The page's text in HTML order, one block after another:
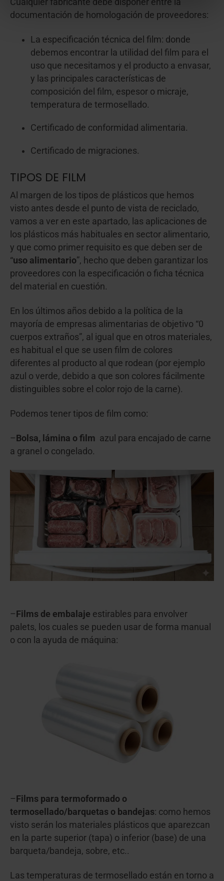
Cualquier fabricante debe disponer entre la
documentación de homologación de proveedores:
La especificación técnica del film: donde
debemos encontrar la utilidad del film para el
uso que necesitamos y el producto a envasar,
y las principales características de
composición del film, espesor o micraje,
temperatura de termosellado.
Certificado de conformidad alimentaria.
Certificado de migraciones.
TIPOS DE FILM
Al margen de los tipos de plásticos que hemos
visto antes desde el punto de vista de reciclado,
vamos a ver en este apartado, las aplicaciones de
los plásticos más habituales en sector alimentario,
y que como primer requisito es que deben ser de
“uso alimentario”, hecho que deben garantizar los
proveedores con la especificación o ficha técnica
del material en cuestión.
En los últimos años debido a la política de la
mayoría de empresas alimentarias de objetivo “0
cuerpos extraños”, al igual que en otros materiales,
es habitual el que se usen film de colores
diferentes al producto al que rodean (por ejemplo
azul o verde, debido a que son colores fácilmente
distinguibles sobre el color rojo de la carne).
Podemos tener tipos de film como:
– Bolsa, lámina o film azul para encajado de carne
a granel o congelado.
– Films de embalaje estirables para envolver
palets, los cuales se pueden usar de forma manual
o con la ayuda de máquina:
–Films para termoformado o
termosellado/barquetas o bandejas: como hemos
visto serán los materiales plásticos que aparezcan
en la parte superior (tapa) o inferior (base) de una
barqueta/bandeja, sobre, etc..
Las temperaturas de termosellado están en torno a